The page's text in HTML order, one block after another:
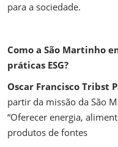
para a sociedade.
Como a São Martinho
práticas ESG?
Oscar Francisco Tribst
partir da missão da São
“Oferecer energia,
produtos de fontes